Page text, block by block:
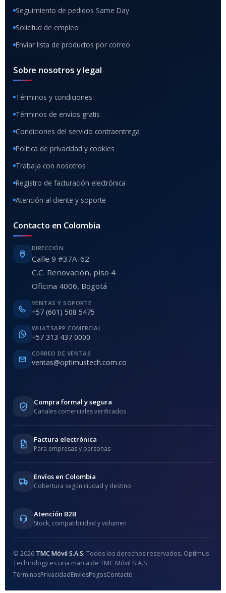
Seguimiento de pedidos Same Day
Solicitud de empleo
Enviar lista de productos por correo
Sobre nosotros y legal
Términos y condiciones
Términos de envíos gratis
Condiciones del servicio contraentrega
Política de privacidad y cookies
Trabaja con nosotros
Registro de facturación electrónica
Atención al cliente y soporte
Contacto en Colombia
DIRECCIÓN
Calle 9 #37A-62
C.C. Renovación, piso 4
Oficina 4006, Bogotá
VENTAS Y SOPORTE
+57 (601) 508 5475
WHATSAPP COMERCIAL
+57 313 437 0000
CORREO DE VENTAS
ventas@optimustech.com.co
Compra formal y segura
Canales comerciales verificados
Factura electrónica
Para empresas y personas
Envíos en Colombia
Cobertura según ciudad y destino
Atención B2B
Stock, compatibilidad y volumen
© 2026 TMC Móvil S.A.S. Todos los derechos reservados. Optimus
Technology es una marca de TMC Móvil S.A.S.
TérminosPrivacidadEnvíosPagosContacto